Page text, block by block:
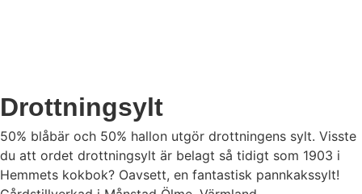
Drottningsylt
50% blåbär och 50% hallon utgör drottningens sylt. Visste
du att ordet drottningsylt är belagt så tidigt som 1903 i
Hemmets kokbok? Oavsett, en fantastisk pannkakssylt!